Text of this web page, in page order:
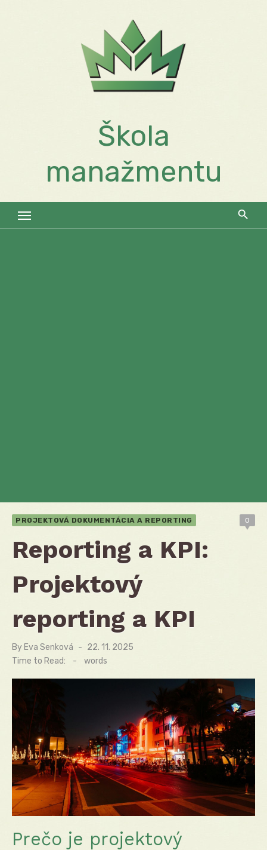
Škola
manažmentu
PROJEKTOVÁ DOKUMENTÁCIA A REPORTING 0
Reporting a KPI:
Projektový
reporting a KPI
By Eva Senková
Posted
on
22. 11. 2025
Time to Read:
- words
Prečo je projektový